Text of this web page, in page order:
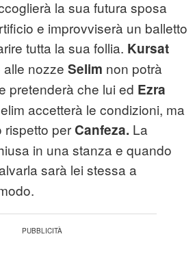
la sua futura sposa
e improvviserà un balletto
tutta la sua follia. Kursat
nozze Selim non potrà
pretenderà che lui ed Ezra
accetterà le condizioni, ma
rispetto per Canfeza. La
in una stanza e quando
sarà lei stessa a